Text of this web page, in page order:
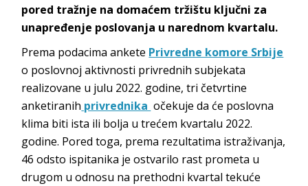
pored tražnje na domaćem tržištu ključni za
unapređenje poslovanja u narednom kvartalu.
Prema podacima ankete Privredne komore Srbije
o poslovnoj aktivnosti privrednih subjekata
realizovane u julu 2022. godine, tri četvrtine
anketiranih privrednika očekuje da će poslovna
klima biti ista ili bolja u trećem kvartalu 2022.
godine. Pored toga, prema rezultatima istraživanja,
46 odsto ispitanika je ostvarilo rast prometa u
drugom u odnosu na prethodni kvartal tekuće